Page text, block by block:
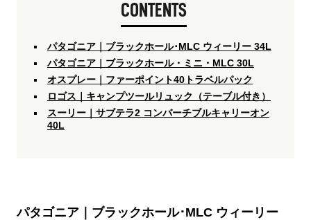
CONTENTS
パタゴニア｜ブラックホール･MLC ウィーリー 34L
パタゴニア｜ブラックホール・ミニ・MLC 30L
オスプレー｜ファーポイント40トラベルパック
ロゴス｜キャンプツールリュック（テーブル付き）
スーリー｜サブテラ2 コンバーチブルキャリーオン
40L
パタゴニア｜ブラックホール･MLC ウィーリー